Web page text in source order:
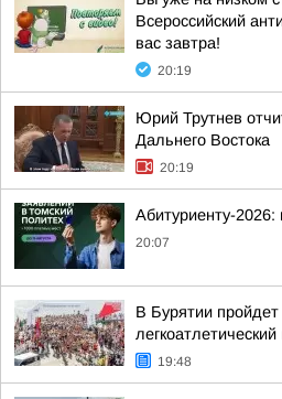
Всероссийский
вас завтра!
20:19
Юрий Трутнев
Дальнего Востока
20:19
Абитуриенту-
20:07
В Бурятии
19:48